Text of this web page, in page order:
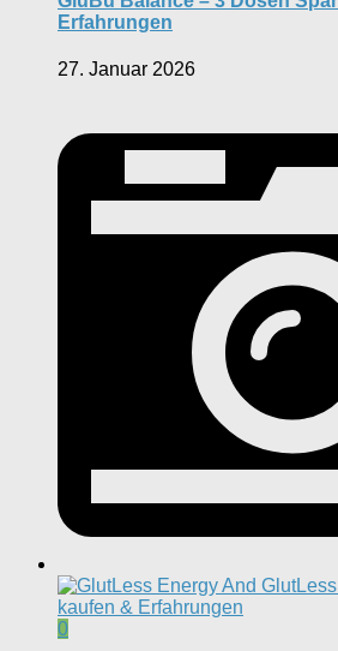
Erfahrungen
27. Januar 2026
0